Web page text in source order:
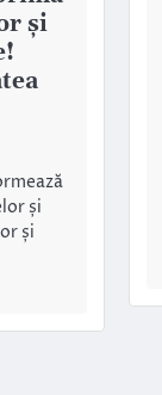
şi
și
și